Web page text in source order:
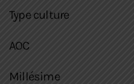
Type culture
AOC
Millésime